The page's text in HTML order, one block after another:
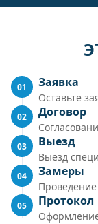
01 Заявка
Оставьте
02 Договор
03 Выезд
Выезд
04 Замеры
05 Протокол